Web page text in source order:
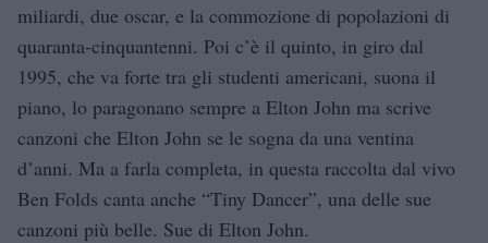
miliardi, due oscar, e la commozione di popolazioni di
quaranta-cinquantenni. Poi c’è il quinto, in giro dal
1995, che va forte tra gli studenti americani, suona il
piano, lo paragonano sempre a Elton John ma scrive
canzoni che Elton John se le sogna da una ventina
d’anni. Ma a farla completa, in questa raccolta dal vivo
Ben Folds canta anche “Tiny Dancer”, una delle sue
canzoni più belle. Sue di Elton John.